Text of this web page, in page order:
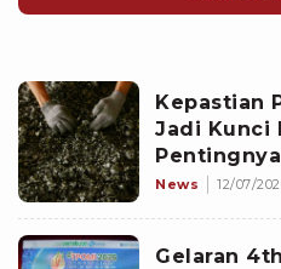
Kepastian
Jadi Kunci
Produksi
News 12/07/
Gelaran